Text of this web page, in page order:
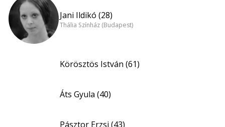
Jani Ildikó (28)
Thália Színház (Budapest)
Körösztös István (61)
Áts Gyula (40)
Pásztor Erzsi (43)